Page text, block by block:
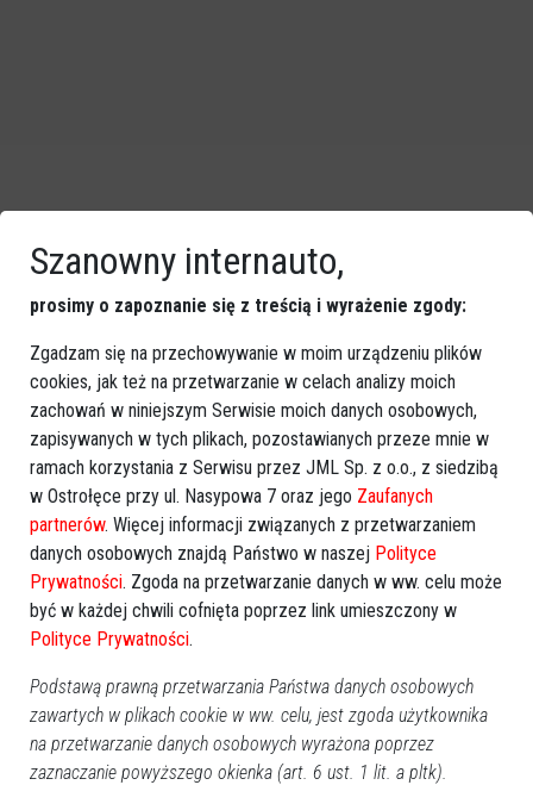
Źródło:eostroleka.pl/Gmina Czerwin
GOOGLE NEWS
Obserwuj nas i otrzymuj nowe wiadomości
Dodaj eOstroleka do obserwowanych źródeł w Google News.
Obserwuj w Google News
REKLAMA
Szanowny internauto,
prosimy o zapoznanie się z treścią i wyrażenie zgody:
Zgadzam się na przechowywanie w moim urządzeniu plików
cookies, jak też na przetwarzanie w celach analizy moich
zachowań w niniejszym Serwisie moich danych osobowych,
zapisywanych w tych plikach, pozostawianych przeze mnie w
ramach korzystania z Serwisu przez JML Sp. z o.o., z siedzibą
w Ostrołęce przy ul. Nasypowa 7 oraz jego Zaufanych
partnerów. Więcej informacji związanych z przetwarzaniem
danych osobowych znajdą Państwo w naszej Polityce
Prywatności. Zgoda na przetwarzanie danych w ww. celu może
być w każdej chwili cofnięta poprzez link umieszczony w
Polityce Prywatności.
Podstawą prawną przetwarzania Państwa danych osobowych
zawartych w plikach cookie w ww. celu, jest zgoda użytkownika
na przetwarzanie danych osobowych wyrażona poprzez
zaznaczanie powyższego okienka (art. 6 ust. 1 lit. a pltk).